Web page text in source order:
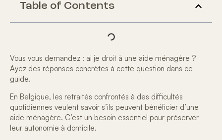
Table of Contents
Vous vous demandez : ai je droit à une aide ménagère ?
Ayez des réponses concrètes à cette question dans ce
guide.
En Belgique, les retraités confrontés à des difficultés
quotidiennes veulent savoir s’ils peuvent bénéficier d’une
aide ménagère. C’est un besoin essentiel pour préserver
leur autonomie à domicile.